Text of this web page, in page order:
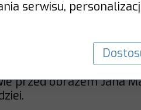
rozumienie kodów i
przed obrazem
przed obrazem Jana
serwisu,